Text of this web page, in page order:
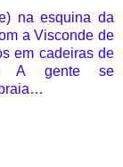
na esquina da
a Visconde de
em cadeiras de
A gente se